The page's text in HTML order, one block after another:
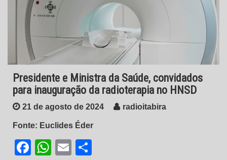
Presidente e Ministra da Saúde, convidados
para inauguração da radioterapia no HNSD
21 de agosto de 2024 radioitabira
Fonte: Euclides Éder
Facebook
WhatsApp
Email